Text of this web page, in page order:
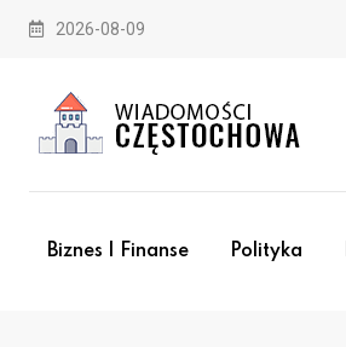
Skip
2026-08-09
Biznes I Finanse Polityka